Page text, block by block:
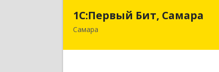
1С:Первый Бит, Самара
Самара
1С:Первый Бит, Самара
443013, Самарская обл, Самара г,